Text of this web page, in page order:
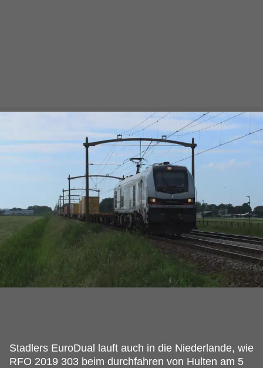
Stadlers EuroDual lauft auch in die Niederlande, wie
RFO 2019 303 beim durchfahren von Hulten am 5